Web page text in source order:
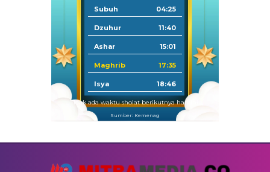
Subuh 04:25
Dzuhur 11:40
Ashar 15:01
Maghrib 17:35
Isya 18:46
Tidak ada waktu sholat berikutnya hari ini.
Sumber: Kemenag